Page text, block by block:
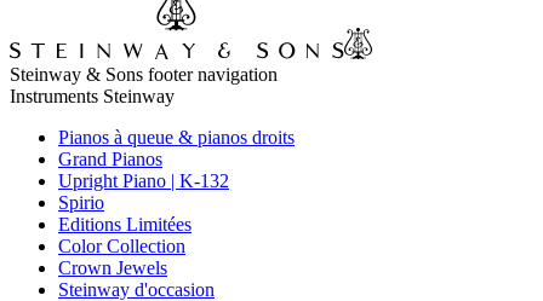
Steinway & Sons footer navigation
Instruments Steinway
Pianos à queue & pianos droits
Grand Pianos
Upright Piano | K-132
Spirio
Editions Limitées
Color Collection
Crown Jewels
Steinway d'occasion